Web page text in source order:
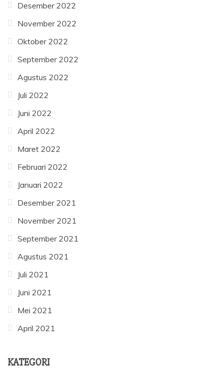
Desember 2022
November 2022
Oktober 2022
September 2022
Agustus 2022
Juli 2022
Juni 2022
April 2022
Maret 2022
Februari 2022
Januari 2022
Desember 2021
November 2021
September 2021
Agustus 2021
Juli 2021
Juni 2021
Mei 2021
April 2021
KATEGORI